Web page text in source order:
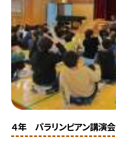
４年 パラリンピアン講演会